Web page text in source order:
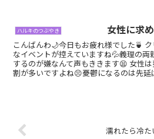
ハルキのつぶやき 女性に求
こんばんわ🌙今日もお疲れ様でした🍵
なイベントが控えていますね💦義理の
するのが嫌なんて声もききます😫 女性
割が多いですよね😣憂鬱になるのは先延
濡れたら冷